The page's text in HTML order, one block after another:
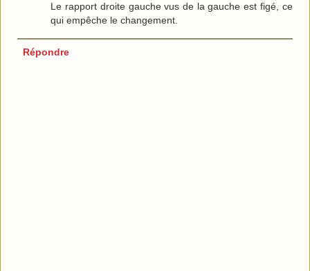
Le rapport droite gauche vus de la gauche est figé, ce
qui empêche le changement.
Répondre